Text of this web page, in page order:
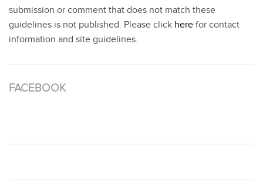
submission or comment that does not match these
guidelines is not published. Please click here for contact
information and site guidelines.
FACEBOOK